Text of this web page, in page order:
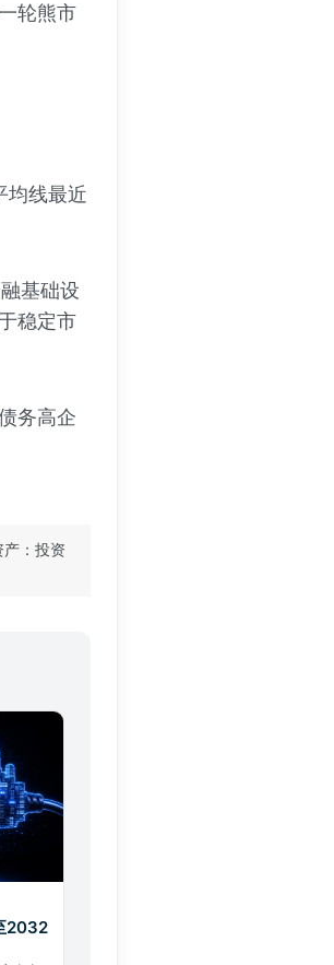
轮熊市
均线最近
基础设
稳定市
务高企
：投资
2032